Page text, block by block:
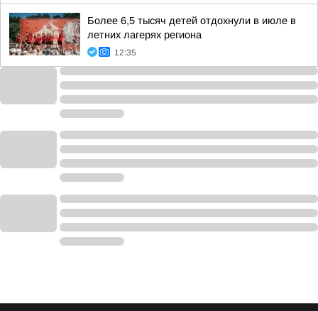
Более 6,5 тысяч детей отдохнули в июле в
летних лагерях региона
12:35